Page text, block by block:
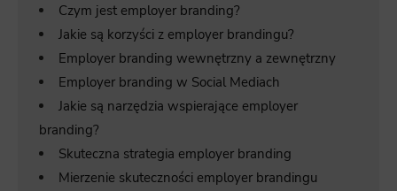
Czym jest employer branding?
Jakie są korzyści z employer brandingu?
Employer branding wewnętrzny a zewnętrzny
Employer branding w Social Mediach
Jakie są narzędzia wspierające employer
branding?
Skuteczna strategia employer branding
Mierzenie skuteczności employer brandingu